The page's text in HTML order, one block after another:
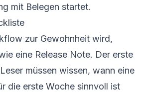
mit Belegen startet.
zur Gewohnheit wird,
eine Release Note. Der erste
müssen wissen, wann eine
die erste Woche sinnvoll ist